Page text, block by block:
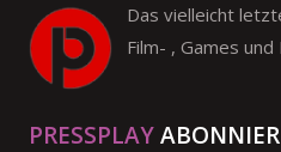
Das vielleicht
Film- , Games
PRESSPLAY